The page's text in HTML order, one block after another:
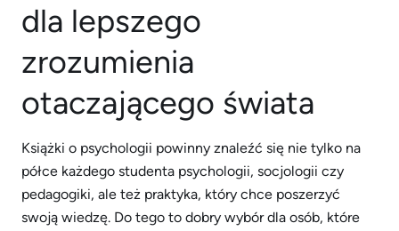
dla lepszego
zrozumienia
otaczającego świata
Książki o psychologii powinny znaleźć się nie tylko na
półce każdego studenta psychologii, socjologii czy
pedagogiki, ale też praktyka, który chce poszerzyć
swoją wiedzę. Do tego to dobry wybór dla osób, które